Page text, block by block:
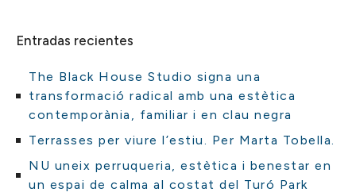
Entradas recientes
The Black House Studio signa una
transformació radical amb una estètica
contemporània, familiar i en clau negra
Terrasses per viure l’estiu. Per Marta Tobella.
NU uneix perruqueria, estètica i benestar en
un espai de calma al costat del Turó Park